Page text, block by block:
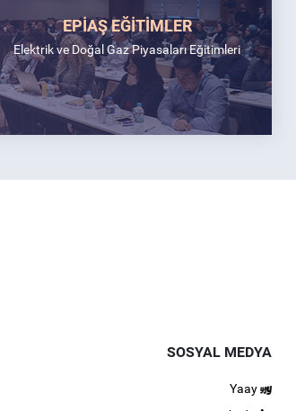
EPİAŞ EĞİTİMLER
Elektrik ve Doğal Gaz Piyasaları Eğitimleri
SOSYAL MEDYA
Yaay